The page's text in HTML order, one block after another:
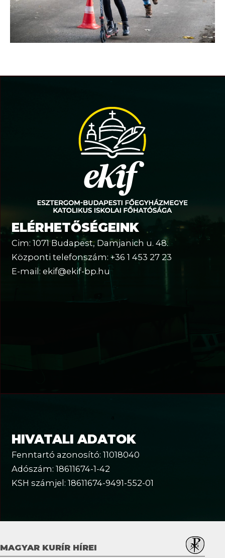
ELÉRHETŐSÉGEINK
Cim: 1071 Budapest, Damjanich u. 48.
Központi telefonszám: +36 1 453 27 23
E-mail: ekif@ekif-bp.hu
HIVATALI ADATOK
Fenntartó azonosító: 11018040
Adószám: 18611674-1-42
KSH számjel: 18611674-9491-552-01
MAGYAR KURÍR HÍREI